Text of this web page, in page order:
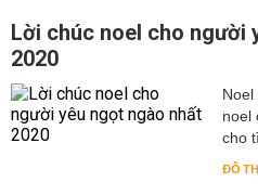
Lời chúc noel cho người
2020
noel
cho
ĐÔ